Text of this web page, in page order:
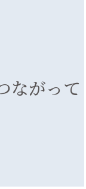
ながって